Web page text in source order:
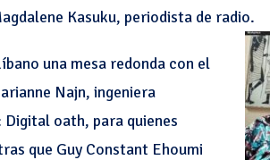
Kasuku, periodista de radio.
una mesa redonda con el
Najn, ingeniera
oath, para quienes
que Guy Constant Ehoumi